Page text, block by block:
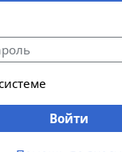
Войти